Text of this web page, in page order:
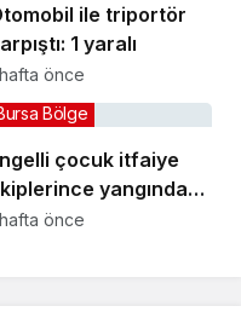
ile triportör
1 yaralı
önce
çocuk itfaiye
yangından
Bölge
önce